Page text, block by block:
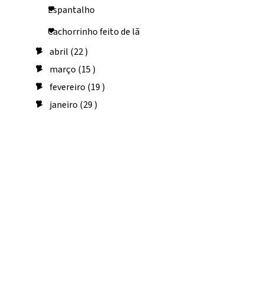
Espantalho
Cachorrinho feito de lã
►abril (22 )
► março (15 )
►fevereiro (19 )
► janeiro (29 )